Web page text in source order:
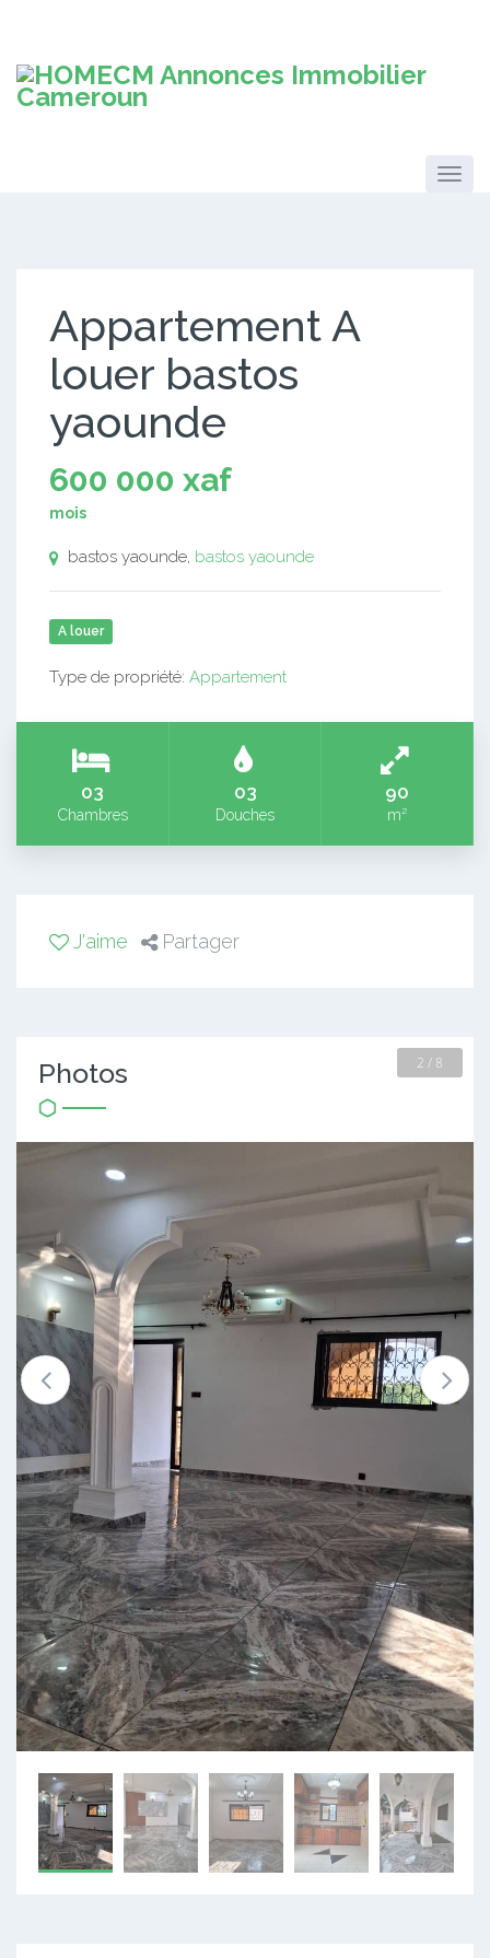
Appartement A
louer bastos
yaounde
600 000 xaf
mois
bastos yaounde, bastos yaounde
A louer
Type de propriété: Appartement
03
Chambres
03
Douches
90
m²
J'aime Partager
Photos 2 / 8